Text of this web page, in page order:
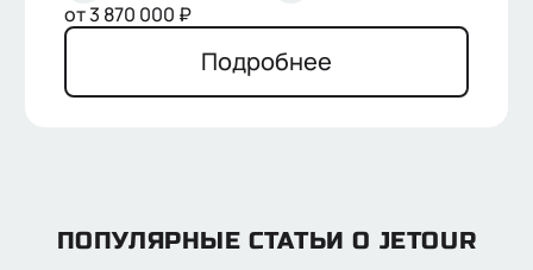
Отправить
от3 870 000 ₽
Подробнее
ПОПУЛЯРНЫЕ СТАТЬИ О JETOUR